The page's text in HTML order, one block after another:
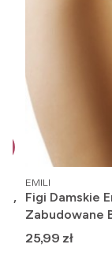
PRODUCENT
EMILI
Figi Damskie
Zabudowane
Cena
25,99 zł